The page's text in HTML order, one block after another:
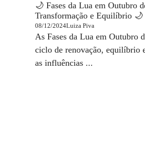
🌙 Fases da Lua em Outubro
Transformação e Equilíbrio 🌙
08/12/2024Luiza Piva
As Fases da Lua em Outubro
ciclo de renovação, equilíbrio
as influências ...